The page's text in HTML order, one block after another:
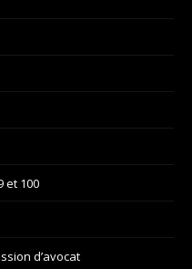
et 100
d’avocat